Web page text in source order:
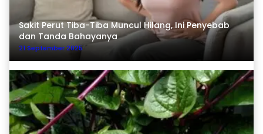
Sakit Perut Tiba-Tiba Muncul Hilang, Ini Penyebab
dan Tanda Bahayanya
21 September 2025